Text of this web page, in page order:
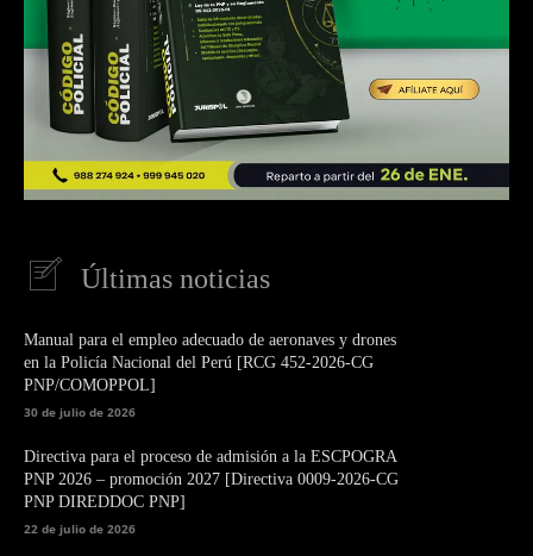
Últimas noticias
Manual para el empleo adecuado de aeronaves y drones
en la Policía Nacional del Perú [RCG 452-2026-CG
PNP/COMOPPOL]
30 de julio de 2026
Directiva para el proceso de admisión a la ESCPOGRA
PNP 2026 – promoción 2027 [Directiva 0009-2026-CG
PNP DIREDDOC PNP]
22 de julio de 2026